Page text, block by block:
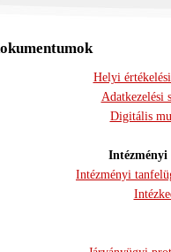
Helyi
Adatkezelési
Digitális
Intézményi
Intézményi